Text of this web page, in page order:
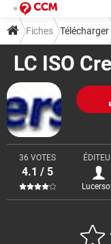
LC ISO
36 VOTES
4.1 / 5
Fiches Télécharger